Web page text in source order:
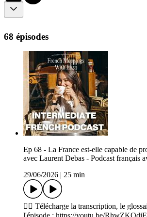
68 épisodes
Ep 68 - La France est-elle capable de
avec Laurent Debas - Podcast français
29/06/2026
25 min
👉🏼 Télécharge la transcription, le